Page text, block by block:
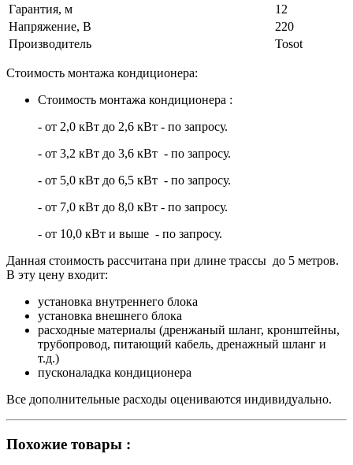
Гарантия, м
12
Напряжение, В
220
Производитель
Tosot
Стоимость монтажа кондиционера:
Стоимость монтажа кондиционера :
- от 2,0 кВт до 2,6 кВт - по запросу.
- от 3,2 кВт до 3,6 кВт - по запросу.
- от 5,0 кВт до 6,5 кВт - по запросу.
- от 7,0 кВт до 8,0 кВт - по запросу.
- от 10,0 кВт и выше - по запросу.
Данная стоимость рассчитана при длине трассы до 5 метров.
В эту цену входит:
установка внутреннего блока
установка внешнего блока
расходные материалы (дренжаный шланг, кронштейны,
трубопровод, питающий кабель, дренажный шланг и
т.д.)
пусконаладка кондиционера
Все дополнительные расходы оцениваются индивидуально.
Похожие товары :